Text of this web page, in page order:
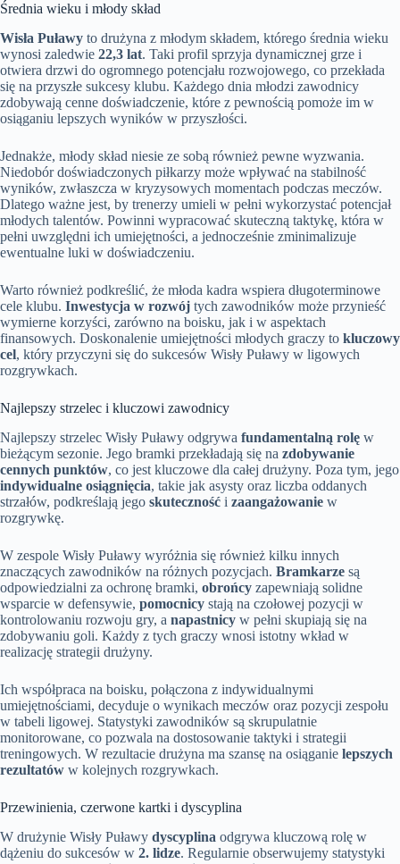
Średnia wieku i młody skład
Wisła Puławy to drużyna z młodym składem, którego średnia wieku
wynosi zaledwie 22,3 lat. Taki profil sprzyja dynamicznej grze i
otwiera drzwi do ogromnego potencjału rozwojowego, co przekłada
się na przyszłe sukcesy klubu. Każdego dnia młodzi zawodnicy
zdobywają cenne doświadczenie, które z pewnością pomoże im w
osiąganiu lepszych wyników w przyszłości.
Jednakże, młody skład niesie ze sobą również pewne wyzwania.
Niedobór doświadczonych piłkarzy może wpływać na stabilność
wyników, zwłaszcza w kryzysowych momentach podczas meczów.
Dlatego ważne jest, by trenerzy umieli w pełni wykorzystać potencjał
młodych talentów. Powinni wypracować skuteczną taktykę, która w
pełni uwzględni ich umiejętności, a jednocześnie zminimalizuje
ewentualne luki w doświadczeniu.
Warto również podkreślić, że młoda kadra wspiera długoterminowe
cele klubu. Inwestycja w rozwój tych zawodników może przynieść
wymierne korzyści, zarówno na boisku, jak i w aspektach
finansowych. Doskonalenie umiejętności młodych graczy to kluczowy
cel, który przyczyni się do sukcesów Wisły Puławy w ligowych
rozgrywkach.
Najlepszy strzelec i kluczowi zawodnicy
Najlepszy strzelec Wisły Puławy odgrywa fundamentalną rolę w
bieżącym sezonie. Jego bramki przekładają się na zdobywanie
cennych punktów, co jest kluczowe dla całej drużyny. Poza tym, jego
indywidualne osiągnięcia, takie jak asysty oraz liczba oddanych
strzałów, podkreślają jego skuteczność i zaangażowanie w
rozgrywkę.
W zespole Wisły Puławy wyróżnia się również kilku innych
znaczących zawodników na różnych pozycjach. Bramkarze są
odpowiedzialni za ochronę bramki, obrońcy zapewniają solidne
wsparcie w defensywie, pomocnicy stają na czołowej pozycji w
kontrolowaniu rozwoju gry, a napastnicy w pełni skupiają się na
zdobywaniu goli. Każdy z tych graczy wnosi istotny wkład w
realizację strategii drużyny.
Ich współpraca na boisku, połączona z indywidualnymi
umiejętnościami, decyduje o wynikach meczów oraz pozycji zespołu
w tabeli ligowej. Statystyki zawodników są skrupulatnie
monitorowane, co pozwala na dostosowanie taktyki i strategii
treningowych. W rezultacie drużyna ma szansę na osiąganie lepszych
rezultatów w kolejnych rozgrywkach.
Przewinienia, czerwone kartki i dyscyplina
W drużynie Wisły Puławy dyscyplina odgrywa kluczową rolę w
dążeniu do sukcesów w 2. lidze. Regularnie obserwujemy statystyki